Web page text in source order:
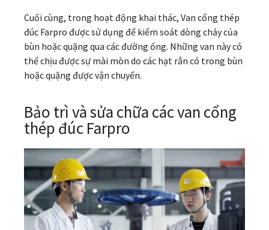
Cuối cùng, trong hoạt động khai thác, Van cổng thép
đúc Farpro được sử dụng để kiểm soát dòng chảy của
bùn hoặc quặng qua các đường ống. Những van này có
thể chịu được sự mài mòn do các hạt rắn có trong bùn
hoặc quặng được vận chuyển.
Bảo trì và sửa chữa các van cổng
thép đúc Farpro